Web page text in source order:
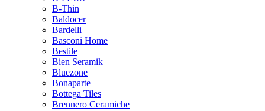
B-Thin
Baldocer
Bardelli
Basconi Home
Bestile
Bien Seramik
Bluezone
Bonaparte
Bottega Tiles
Brennero Ceramiche